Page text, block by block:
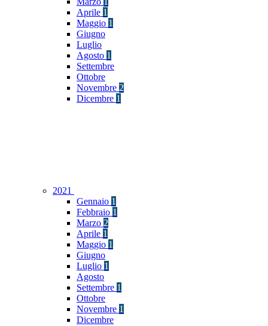
Aprile 1
Maggio 1
Giugno
Luglio
Agosto 1
Settembre
Ottobre
Novembre 2
Dicembre 1
2021
Gennaio 1
Febbraio 1
Marzo 2
Aprile 1
Maggio 1
Giugno
Luglio 1
Agosto
Settembre 1
Ottobre
Novembre 1
Dicembre